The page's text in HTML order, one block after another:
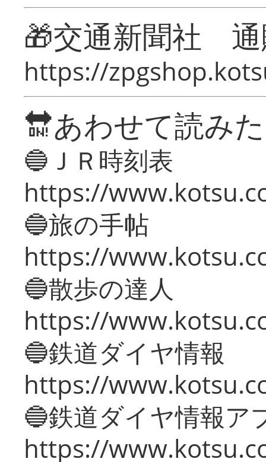
🎁交通新聞社
https://
🔛あわせて読み
🔵ＪＲ時刻表
https://
🔵旅の手帖
https://
🔵散歩の達人
https://
🔵鉄道ダイヤ情報
https://
🔵鉄道ダイヤ情報ア
https://